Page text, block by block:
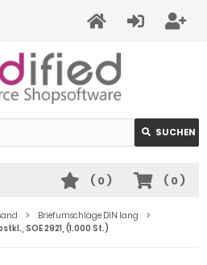
SUCHEN
( 0)
( 0)
Briefumschläge DIN lang
SOE 2921, (1.000 St.)